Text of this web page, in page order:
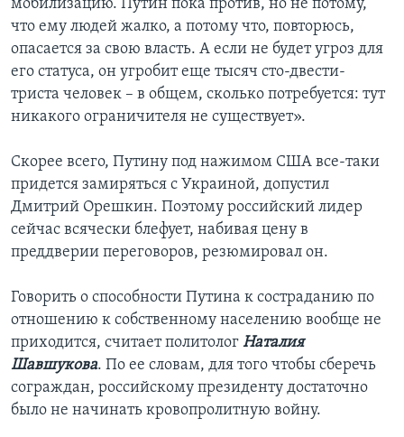
мобилизацию. Путин пока против, но не потому,
что ему людей жалко, а потому что, повторюсь,
опасается за свою власть. А если не будет угроз для
его статуса, он угробит еще тысяч сто-двести-
триста человек – в общем, сколько потребуется: тут
никакого ограничителя не существует».
Скорее всего, Путину под нажимом США все-таки
придется замиряться с Украиной, допустил
Дмитрий Орешкин. Поэтому российский лидер
сейчас всячески блефует, набивая цену в
преддверии переговоров, резюмировал он.
Говорить о способности Путина к состраданию по
отношению к собственному населению вообще не
приходится, считает политолог Наталия
Шавшукова. По ее словам, для того чтобы сберечь
сограждан, российскому президенту достаточно
было не начинать кровопролитную войну.